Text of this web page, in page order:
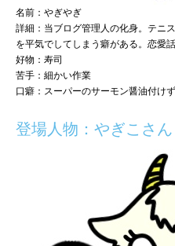
名前：やぎやぎ
詳細：当ブログ管理人の化身。テニ
を平気でしてしまう癖がある。恋愛
好物：寿司
苦手：細かい作業
口癖：スーパーのサーモン醤油付け
登場人物：やぎこさん